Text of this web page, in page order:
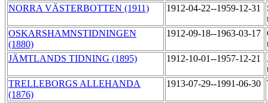
NORRA VÄSTERBOTTEN (1911)
1912-04-22--1959-12-31
OSKARSHAMNSTIDNINGEN
(1880)
1912-09-18--1963-03-17
JÄMTLANDS TIDNING (1895)
1912-10-01--1957-12-21
TRELLEBORGS ALLEHANDA
(1876)
1913-07-29--1991-06-30